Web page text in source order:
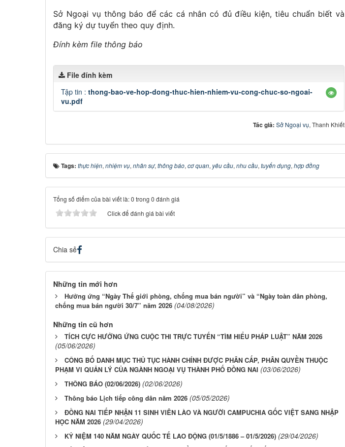
Sở Ngoại vụ thông báo để các cá nhân có đủ điều kiện, tiêu chuẩn biết và
đăng ký dự tuyển theo quy định.
Đính kèm file thông báo
File đính kèm
Tập tin : thong-bao-ve-hop-dong-thuc-hien-nhiem-vu-cong-chuc-so-ngoai-
vu.pdf
Tác giả: Sở Ngoại vụ, Thanh Khiết
Tags: thực hiện, nhiệm vụ, nhân sự, thông báo, cơ quan, yêu cầu, nhu cầu, tuyển dụng, hợp đồng
Tổng số điểm của bài viết là: 0 trong 0 đánh giá
Click để đánh giá bài viết
Chia sẻ
Những tin mới hơn
Hưởng ứng “Ngày Thế giới phòng, chống mua bán người” và “Ngày toàn dân phòng,
chống mua bán người 30/7” năm 2026 (04/08/2026)
Những tin cũ hơn
TÍCH CỰC HƯỞNG ỨNG CUỘC THI TRỰC TUYẾN “TÌM HIỂU PHÁP LUẬT” NĂM 2026
(05/06/2026)
CÔNG BỐ DANH MỤC THỦ TỤC HÀNH CHÍNH ĐƯỢC PHÂN CẤP, PHÂN QUYỀN THUỘC
PHẠM VI QUẢN LÝ CỦA NGÀNH NGOẠI VỤ THÀNH PHỐ ĐỒNG NAI (03/06/2026)
THÔNG BÁO (02/06/2026) (02/06/2026)
Thông báo Lịch tiếp công dân năm 2026 (05/05/2026)
ĐỒNG NAI TIẾP NHẬN 11 SINH VIÊN LÀO VÀ NGƯỜI CAMPUCHIA GỐC VIỆT SANG NHẬP
HỌC NĂM 2026 (29/04/2026)
KỶ NIỆM 140 NĂM NGÀY QUỐC TẾ LAO ĐỘNG (01/5/1886 – 01/5/2026) (29/04/2026)